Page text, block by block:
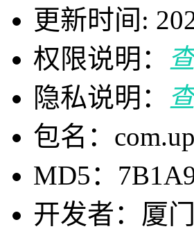
更新时间:
权限说明：
隐私说明：
包名：
MD5：
开发者：厦